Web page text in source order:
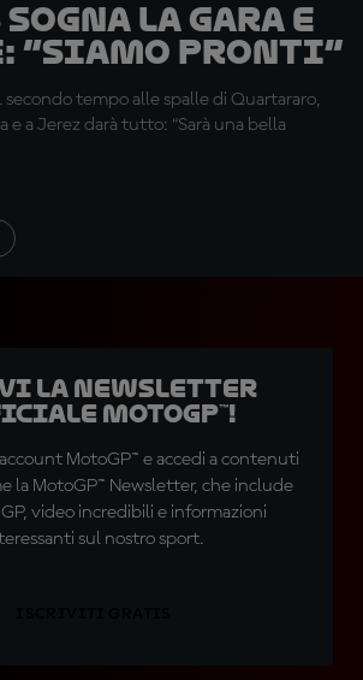
la gara e
“Siamo pronti”
secondo tempo alle spalle di Quartararo,
e a Jerez darà tutto: “Sarà una bella
la newsletter
MotoGP™!
MotoGP™ e accedi a contenuti
la MotoGP™ Newsletter, che include
video incredibili e informazioni
sul nostro sport.